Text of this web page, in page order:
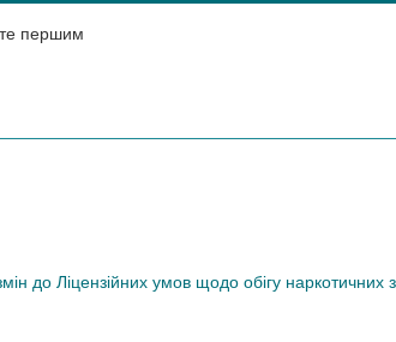
першим
до Ліцензійних умов щодо обігу наркотичних